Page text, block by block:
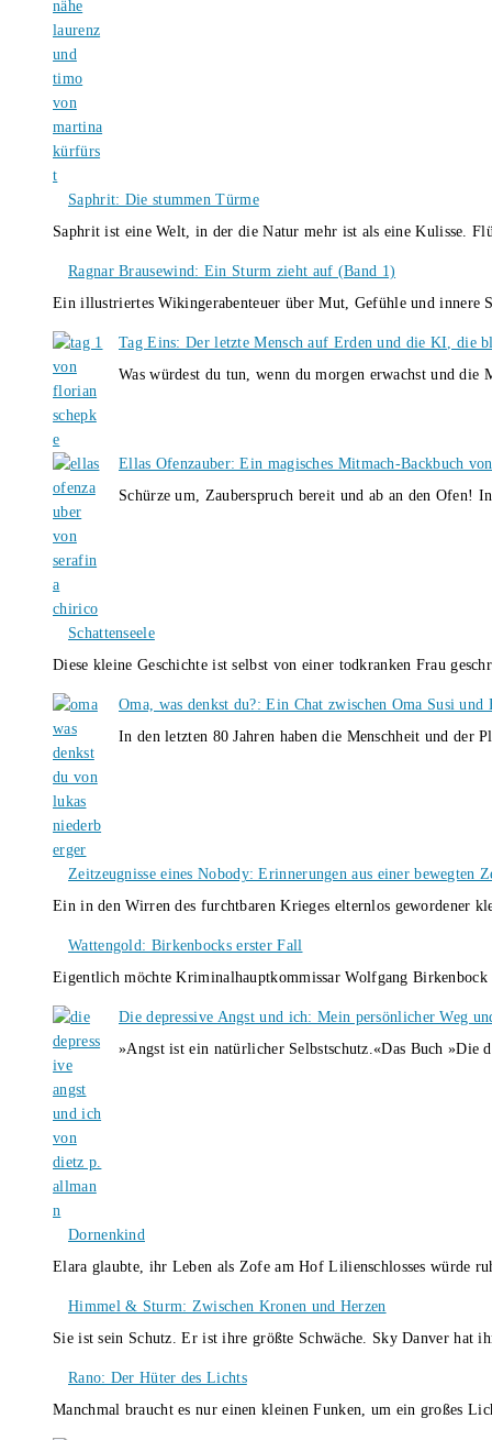
Saphrit: Die stummen Türme
Saphrit ist eine Welt, in der die Natur mehr ist als eine Kulisse.
Ragnar Brausewind: Ein Sturm zieht auf (Band 1)
Ein illustriertes Wikingerabenteuer über Mut, Gefühle und
Tag Eins: Der letzte Mensch auf Erden und die KI, die
Was würdest du tun, wenn du morgen erwachst und
Ellas Ofenzauber: Ein magisches Mitmach-Backbuch
Schürze um, Zauberspruch bereit und ab an den Ofen!
Schattenseele
Diese kleine Geschichte ist selbst von einer todkranken Frau
Oma, was denkst du?: Ein Chat zwischen Oma Susi
In den letzten 80 Jahren haben die Menschheit und
Zeitzeugnisse eines Nobody: Erinnerungen aus einer bewegten
Ein in den Wirren des furchtbaren Krieges elternlos gewordener
Wattengold: Birkenbocks erster Fall
Eigentlich möchte Kriminalhauptkommissar Wolfgang
Die depressive Angst und ich: Mein persönlicher Weg
»Angst ist ein natürlicher Selbstschutz.«Das Buch
Dornenkind
Elara glaubte, ihr Leben als Zofe am Hof Lilienschlosses würde
Himmel & Sturm: Zwischen Kronen und Herzen
Sie ist sein Schutz. Er ist ihre größte Schwäche. Sky Danver
Rano: Der Hüter des Lichts
Manchmal braucht es nur einen kleinen Funken, um ein großes